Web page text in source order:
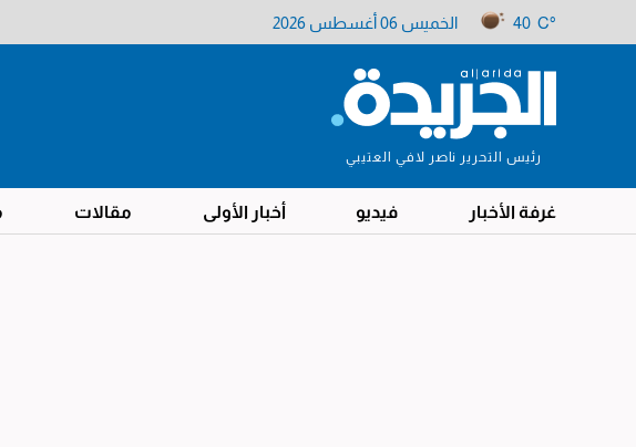
40 C° الخميس 06 أغسطس 2026
رئيس التحرير ناصر لافي العتيبي
غرفة الأخبار فيديو أخبار الأولى مقالات